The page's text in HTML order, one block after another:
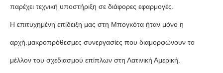
παρέχει τεχνική υποστήριξη σε διάφορες εφαρμογές.
Η επιτυχημένη επίδειξη μας στη Μπογκότα ήταν μόνο η
αρχή.μακροπρόθεσμες συνεργασίες που διαμορφώνουν το
μέλλον του σχεδιασμού επίπλων στη Λατινική Αμερική.